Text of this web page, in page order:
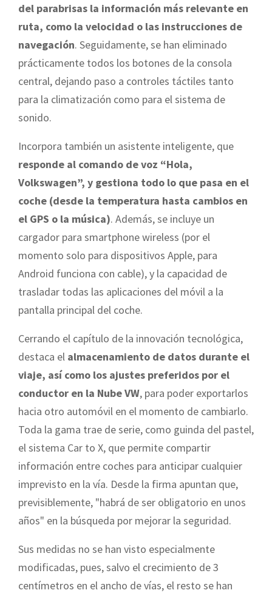
del parabrisas la información más relevante en
ruta, como la velocidad o las instrucciones de
navegación. Seguidamente, se han eliminado
prácticamente todos los botones de la consola
central, dejando paso a controles táctiles tanto
para la climatización como para el sistema de
sonido.
Incorpora también un asistente inteligente, que
responde al comando de voz “Hola,
Volkswagen”, y gestiona todo lo que pasa en el
coche (desde la temperatura hasta cambios en
el GPS o la música). Además, se incluye un
cargador para smartphone wireless (por el
momento solo para dispositivos Apple, para
Android funciona con cable), y la capacidad de
trasladar todas las aplicaciones del móvil a la
pantalla principal del coche.
Cerrando el capítulo de la innovación tecnológica,
destaca el almacenamiento de datos durante el
viaje, así como los ajustes preferidos por el
conductor en la Nube VW, para poder exportarlos
hacia otro automóvil en el momento de cambiarlo.
Toda la gama trae de serie, como guinda del pastel,
el sistema Car to X, que permite compartir
información entre coches para anticipar cualquier
imprevisto en la vía. Desde la firma apuntan que,
previsiblemente, "habrá de ser obligatorio en unos
años" en la búsqueda por mejorar la seguridad.
Sus medidas no se han visto especialmente
modificadas, pues, salvo el crecimiento de 3
centímetros en el ancho de vías, el resto se han